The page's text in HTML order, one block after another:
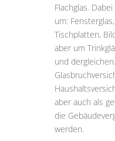
Flachglas.
um:
Tischplatten,
aber um
und
aber auch als
die
werden.